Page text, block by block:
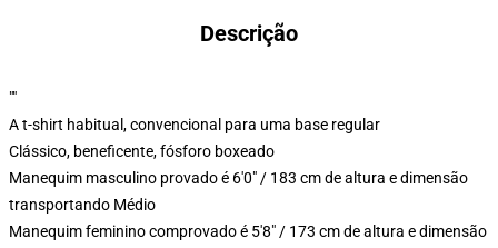
Descrição
""
A t-shirt habitual, convencional para uma base regular
Clássico, beneficente, fósforo boxeado
Manequim masculino provado é 6'0" / 183 cm de altura e dimensão
transportando Médio
Manequim feminino comprovado é 5'8" / 173 cm de altura e dimensão